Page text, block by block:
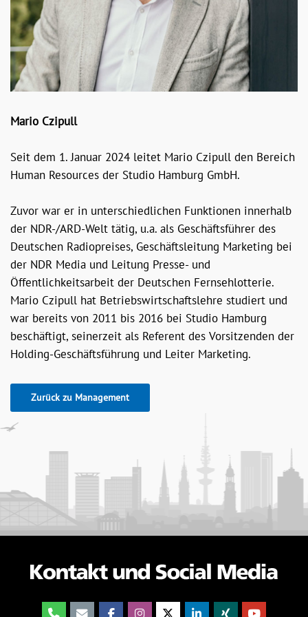
Mario Czipull
Seit dem 1. Januar 2024 leitet Mario Czipull den Bereich
Human Resources der Studio Hamburg GmbH.
Zuvor war er in unterschiedlichen Funktionen innerhalb
der NDR-/ARD-Welt tätig, u.a. als Geschäftsführer des
Deutschen Radiopreises, Geschäftsleitung Marketing bei
der NDR Media und Leitung Presse- und
Öffentlichkeitsarbeit der Deutschen Fernsehlotterie.
Mario Czipull hat Betriebswirtschaftslehre studiert und
war bereits von 2011 bis 2016 bei Studio Hamburg
beschäftigt, seinerzeit als Referent des Vorsitzenden der
Holding-Geschäftsführung und Leiter Marketing.
Zurück zu Management